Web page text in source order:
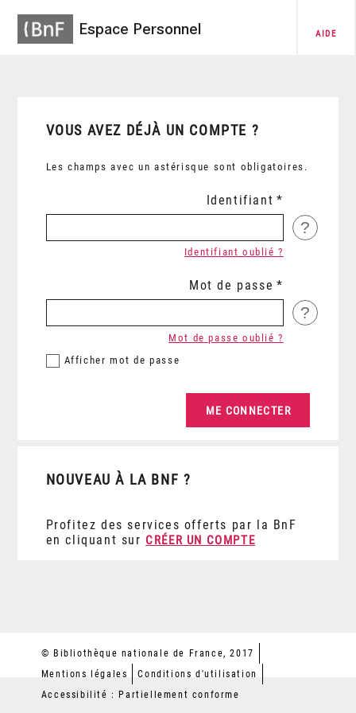
Espace Personnel AIDE
VOUS AVEZ DÉJÀ UN COMPTE ?
Les champs avec un astérisque sont obligatoires.
Identifiant
?
Identifiant oublié ?
Mot de passe
?
Afficher mot de passe
Mot de passe oublié ?
NOUVEAU À LA BNF ?
Profitez des services offerts par la BnF
en cliquant sur CRÉER UN COMPTE
© Bibliothèque nationale de France, 2017
Mentions légales
Conditions d'utilisation
Accessibilité : Partiellement conforme